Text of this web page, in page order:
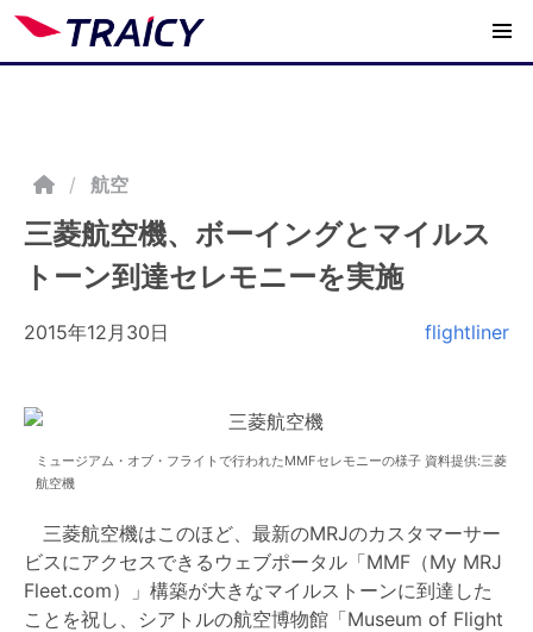
/ 航空
三菱航空機、ボーイングとマイルス
トーン到達セレモニーを実施
2015年12月30日 flightliner
ミュージアム・オブ・フライトで行われたMMFセレモニーの様子 資料提供:三菱
航空機
三菱航空機はこのほど、最新のMRJのカスタマーサー
ビスにアクセスできるウェブポータル「MMF（My MRJ
Fleet.com）」構築が大きなマイルストーンに到達した
ことを祝し、シアトルの航空博物館「Museum of Flight